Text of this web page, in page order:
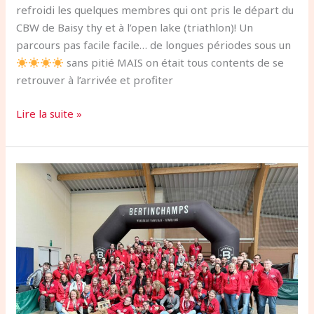
refroidi les quelques membres qui ont pris le départ du
CBW de Baisy thy et à l’open lake (triathlon)! Un
parcours pas facile facile… de longues périodes sous un
sans pitié MAIS on était tous contents de se
retrouver à l’arrivée et profiter
Lire la suite »
Trail
une
édition
inoubliable